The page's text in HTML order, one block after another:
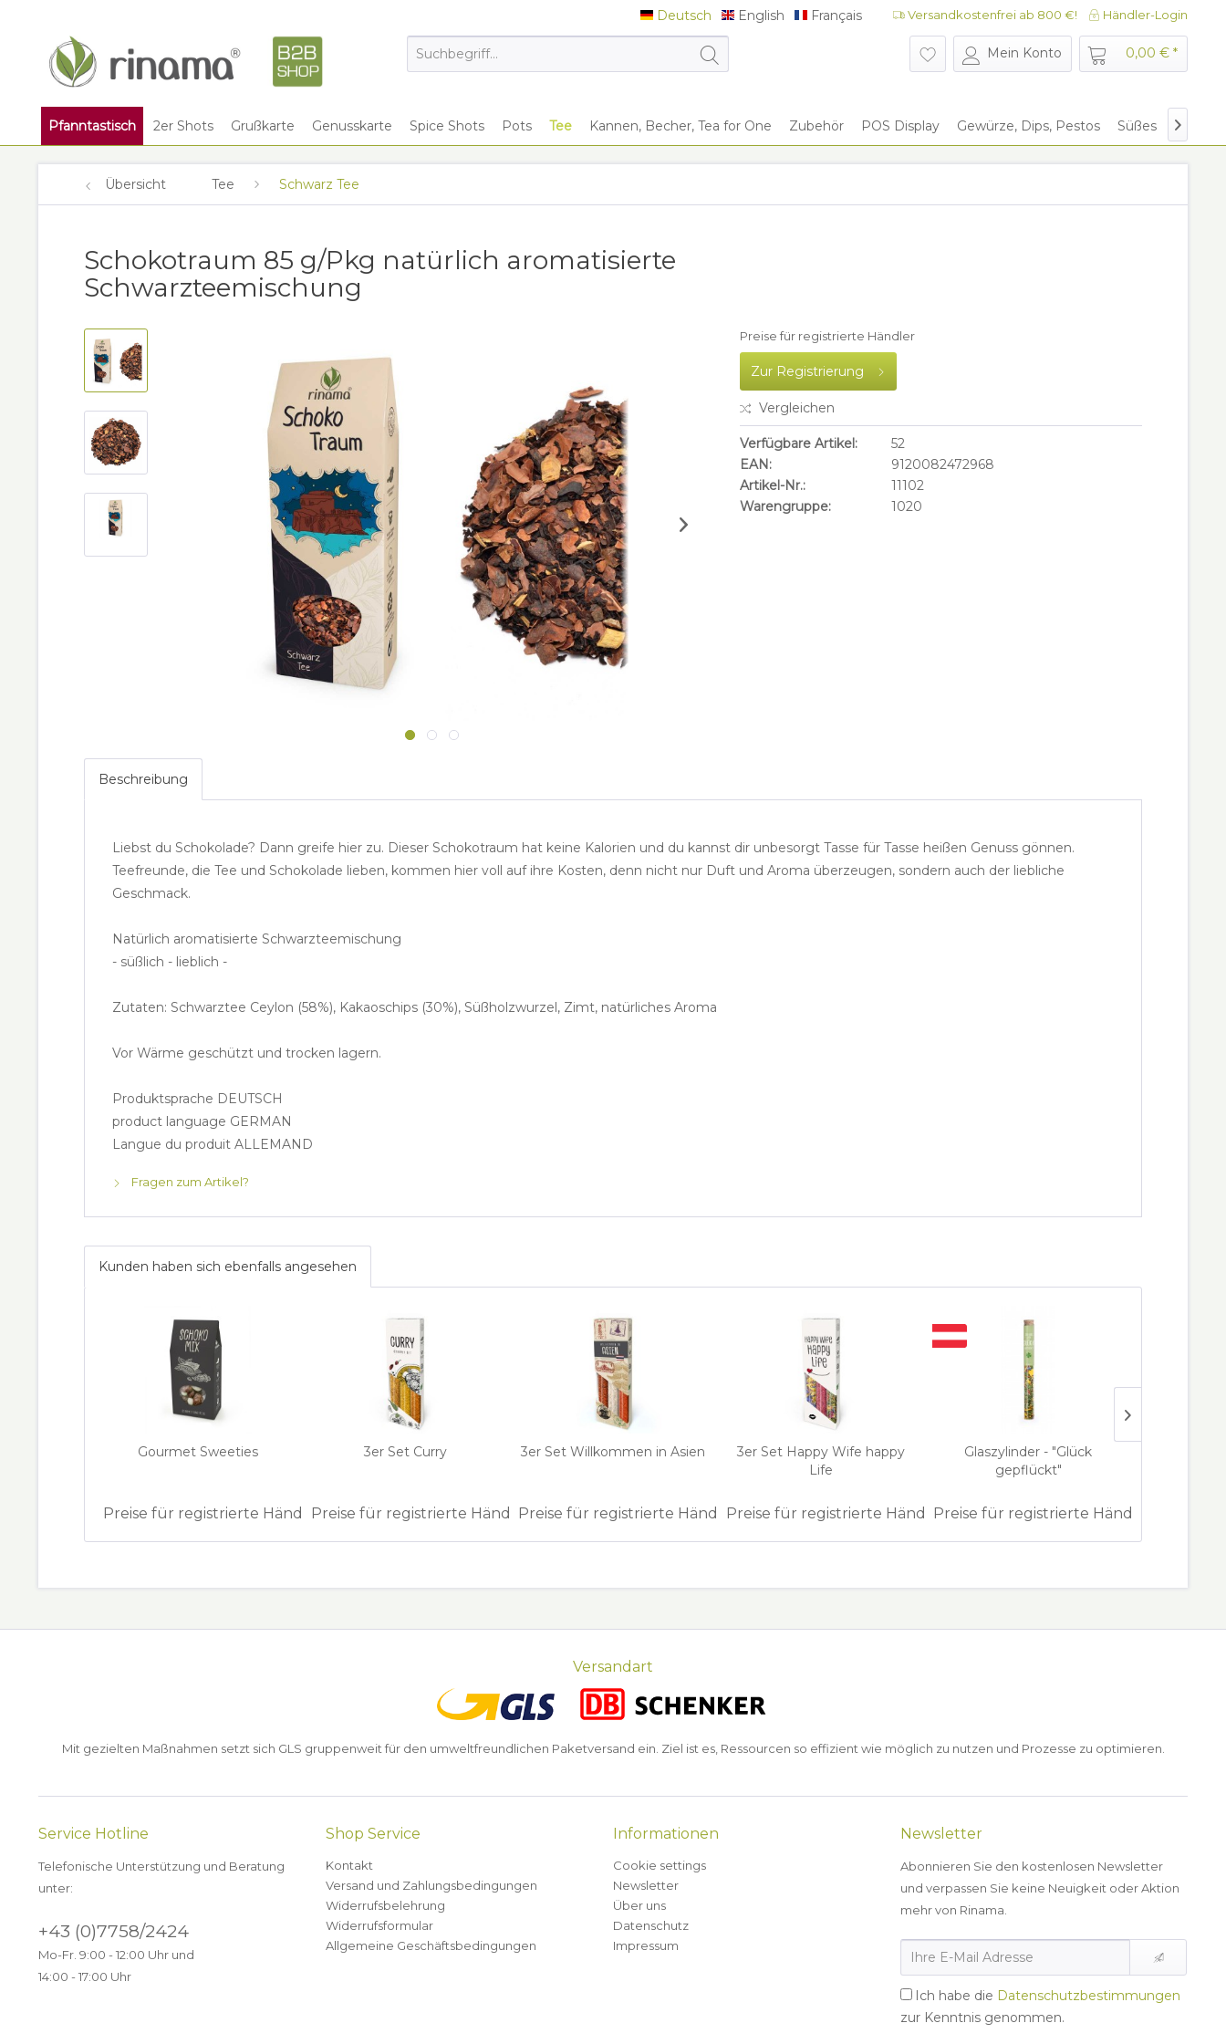
Deutsch
Deutsch English
English Français
Français Versandkostenfrei ab 800 €! Händler-Login
Mein Konto 0,00 € *
Pfanntastisch 2er Shots Grußkarte Genusskarte Spice Shots Pots Tee Kannen, Becher, Tea for One Zubehör POS Display Gewürze, Dips, Pestos Süßes Give

Übersicht Tee Schwarz Tee
Schokotraum 85 g/Pkg natürlich aromatisierte
Schwarzteemischung
Preise für registrierte Händler
Zur Registrierung
Vergleichen
Verfügbare Artikel:
52
EAN:
9120082472968
Artikel-Nr.:
11102
Warengruppe:
1020
Beschreibung
Liebst du Schokolade? Dann greife hier zu. Dieser Schokotraum hat keine Kalorien und du kannst dir unbesorgt Tasse für Tasse heißen Genuss gönnen.
Teefreunde, die Tee und Schokolade lieben, kommen hier voll auf ihre Kosten, denn nicht nur Duft und Aroma überzeugen, sondern auch der liebliche
Geschmack.
Natürlich aromatisierte Schwarzteemischung
- süßlich - lieblich -
Zutaten: Schwarztee Ceylon (58%), Kakaoschips (30%), Süßholzwurzel, Zimt, natürliches Aroma
Vor Wärme geschützt und trocken lagern.
Produktsprache DEUTSCH
product language GERMAN
Langue du produit ALLEMAND
Fragen zum Artikel?
Kunden haben sich ebenfalls angesehen
Gourmet Sweeties
Preise für registrierte Händler
3er Set Curry
Preise für registrierte Händler
3er Set Willkommen in Asien
Preise für registrierte Händler
3er Set Happy Wife happy
Life
Preise für registrierte Händler
Glaszylinder - "Glück
gepflückt"
Preise für registrierte Händler
Versandart
Mit gezielten Maßnahmen setzt sich GLS gruppenweit für den umweltfreundlichen Paketversand ein. Ziel ist es, Ressourcen so effizient wie möglich zu nutzen und Prozesse zu optimieren.
Service Hotline
Telefonische Unterstützung und Beratung
unter:
+43 (0)7758/2424
Mo-Fr. 9:00 - 12:00 Uhr und
14:00 - 17:00 Uhr
Shop Service
Kontakt
Versand und Zahlungsbedingungen
Widerrufsbelehrung
Widerrufsformular
Allgemeine Geschäftsbedingungen
Informationen
Cookie settings
Newsletter
Über uns
Datenschutz
Impressum
Newsletter
Abonnieren Sie den kostenlosen Newsletter
und verpassen Sie keine Neuigkeit oder Aktion
mehr von Rinama.
Ich habe die Datenschutzbestimmungen
zur Kenntnis genommen.